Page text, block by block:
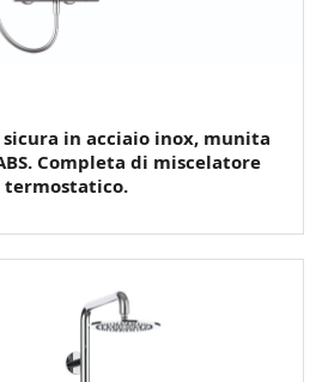
sicura in acciaio inox, munita
Completa di miscelatore
termostatico.